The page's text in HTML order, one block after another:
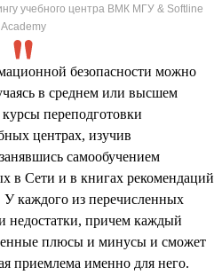
учебного центра ВМК МГУ & Softline
Academy
безопасности можно
в среднем или высшем
переподготовки
центрах, изучив
самообучением
в Сети и в книгах рекомендаций
У каждого из перечисленных
недостатки, причем каждый
плюсы и минусы и сможет
приемлема именно для него.